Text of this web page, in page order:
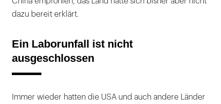
dazu bereit erklärt.
Ein Laborunfall ist nicht
ausgeschlossen
Immer wieder hatten die USA und auch andere Länder